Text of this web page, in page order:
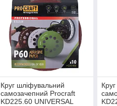
Круг шліфувальний
самозачепний Procraft
KD225.60 UNIVERSAL